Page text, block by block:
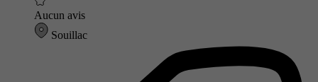
Aucun avis
Souillac